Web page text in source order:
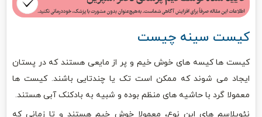
کیست سینه چیست
کیست ها کیسه های خوش خیم و پر از مایعی هستند که در پستان
ایجاد می شوند که ممکن است تک یا چندتایی باشند. کیست ها
معمولا گرد با حاشیه های منظم بوده و شبیه به بادکنک آبی هستند.
نئوپلاسم های این نوع، معمولا خوش خیم هستند و تا زمانی که